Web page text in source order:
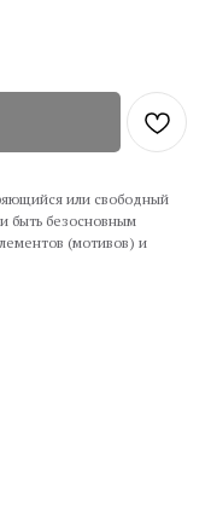
или свободный
быть безосновным
(мотивов) и